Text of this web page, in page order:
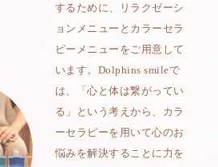
するために、リラクゼーシ
ョンメニューとカラーセラ
ピーメニューをご用意して
います。Dolphins smileで
は、「心と体は繋がってい
る」という考えから、カラ
ーセラピーを用いて心のお
悩みを解決することに力を